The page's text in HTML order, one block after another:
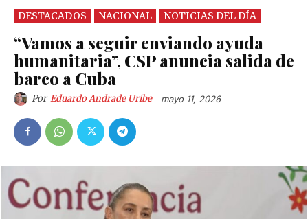
DESTACADOS NACIONAL NOTICIAS DEL DÍA
“Vamos a seguir enviando ayuda
humanitaria”, CSP anuncia salida de
barco a Cuba
Por Eduardo Andrade Uribe mayo 11, 2026